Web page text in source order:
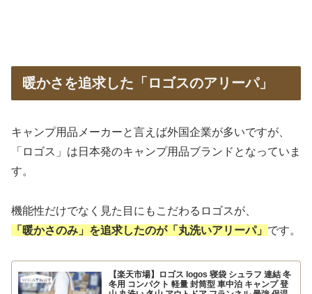
暖かさを追求した「ロゴスのアリーパ」
キャンプ用品メーカーと言えば外国企業が多いですが、
「ロゴス」は日本発のキャンプ用品ブランドとなっていま
す。
機能性だけでなく見た目にもこだわるロゴスが、
「暖かさのみ」を追求したのが「丸洗いアリーパ」 です。
【楽天市場】ロゴス logos 寝袋 シュラフ 連結 冬
冬用 コンパクト 軽量 封筒型 車中泊 キャンプ 登